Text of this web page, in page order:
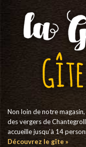
Non loin de notre
des vergers de
accueille jusqu’à 14
Découvrez le gîte »